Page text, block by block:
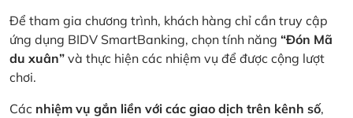
Để tham gia chương trình, khách hàng chỉ cần truy cập
ứng dụng BIDV SmartBanking, chọn tính năng “Đón Mã
du xuân” và thực hiện các nhiệm vụ để được cộng lượt
chơi.
Các nhiệm vụ gắn liền với các giao dịch trên kênh số,